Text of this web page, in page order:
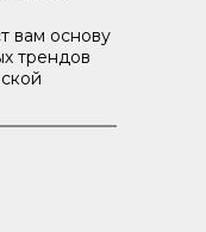
вам основу
трендов